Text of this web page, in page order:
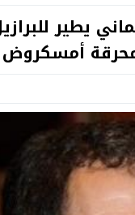
يطير
محرقة أمسكروض